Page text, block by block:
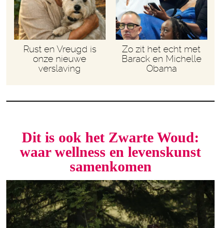
Rust en Vreugd is
onze nieuwe
verslaving
Zo zit het echt met
Barack en Michelle
Obama
Dit is ook het Zwarte Woud:
waar wellness en levenskunst
samenkomen